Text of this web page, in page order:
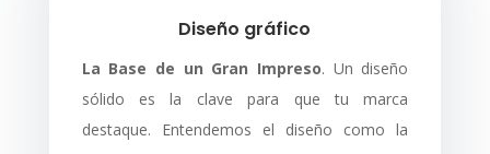
Diseño gráfico
La Base de un Gran Impreso. Un diseño
sólido es la clave para que tu marca
destaque. Entendemos el diseño como la